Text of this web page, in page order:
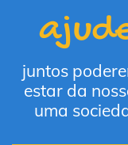
juntos
estar da
uma